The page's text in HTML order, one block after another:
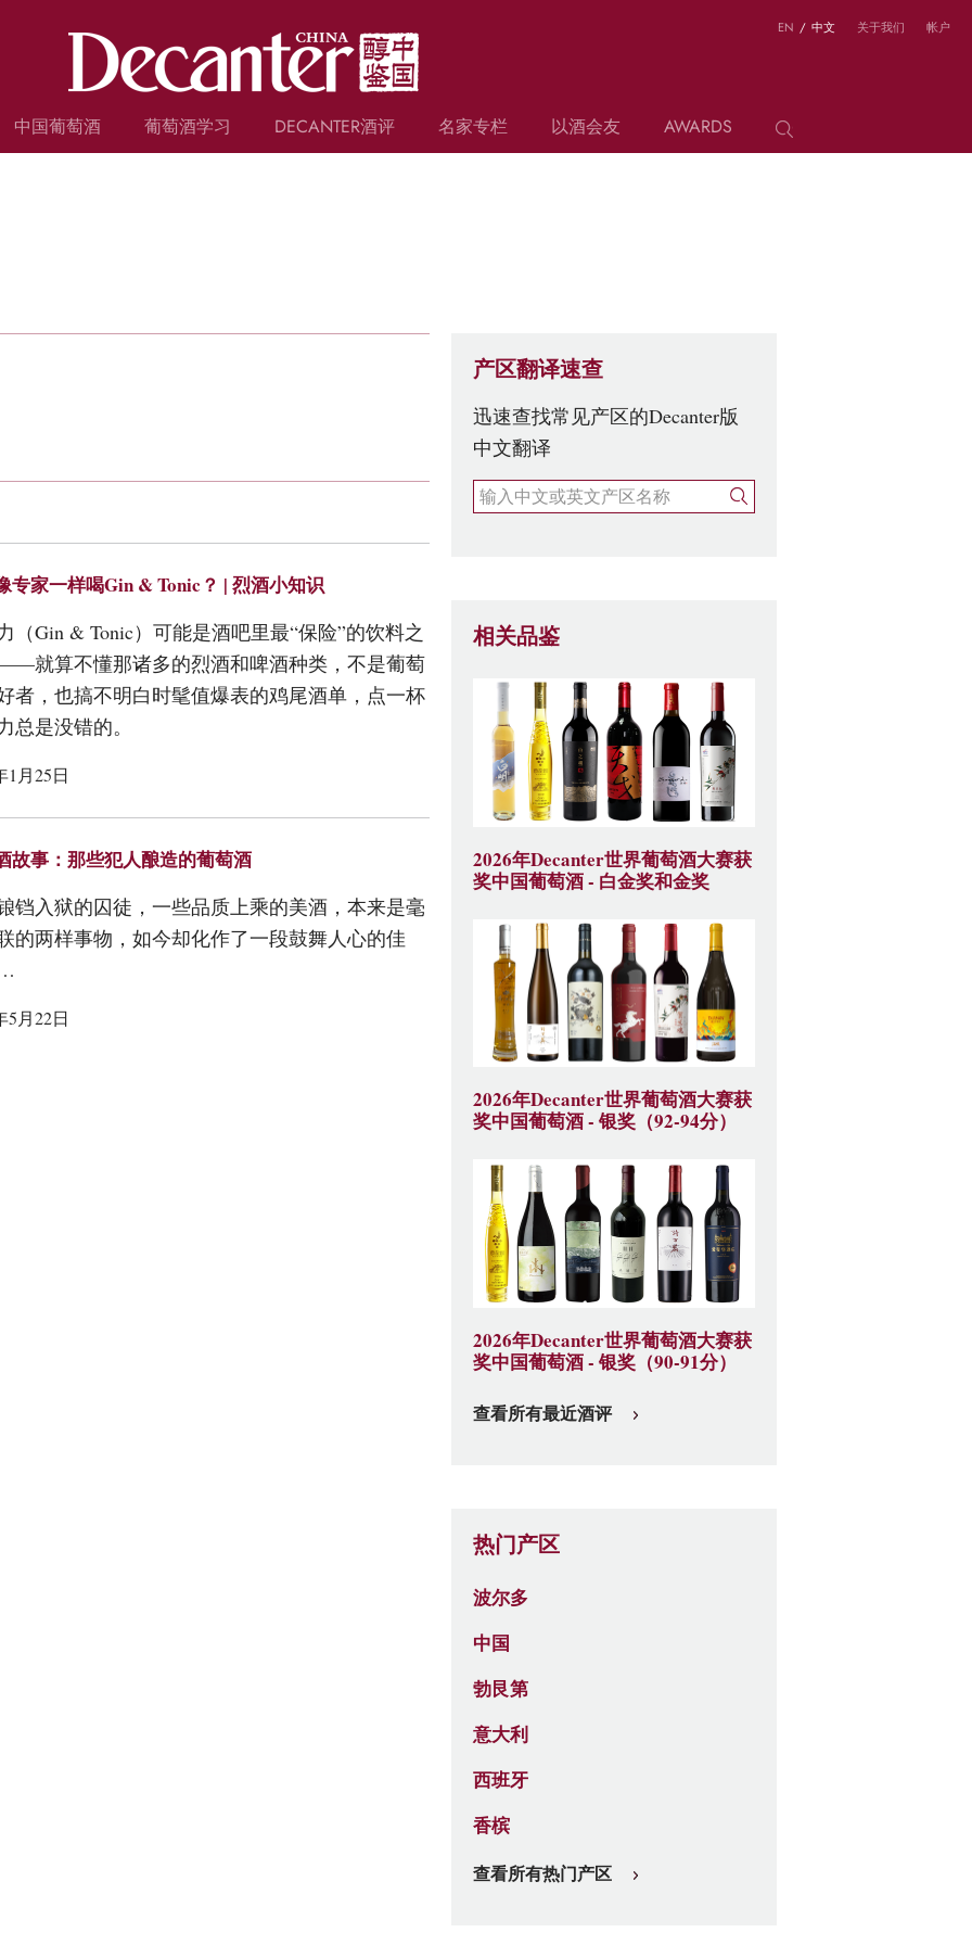
中国葡萄酒 葡萄酒学习 DECANTER酒评 名家专栏 以酒会友 AWARDS
EN / 中文 关于我们 帐户
专家一样喝Gin & Tonic？ | 烈酒小知识
（Gin & Tonic）可能是酒吧里最“保险”的饮料之
就算不懂那诸多的烈酒和啤酒种类，不是葡萄
者，也搞不明白时髦值爆表的鸡尾酒单，点一杯
总是没错的。
1月25日
故事：那些犯人酿造的葡萄酒
铛入狱的囚徒，一些品质上乘的美酒，本来是毫
的两样事物，如今却化作了一段鼓舞人心的佳
5月22日
产区翻译速查
迅速查找常见产区的Decanter版
中文翻译
相关品鉴
2026年Decanter世界葡萄酒大赛获
奖中国葡萄酒 - 白金奖和金奖
2026年Decanter世界葡萄酒大赛获
奖中国葡萄酒 - 银奖（92-94分）
2026年Decanter世界葡萄酒大赛获
奖中国葡萄酒 - 银奖（90-91分）
查看所有最近酒评
热门产区
波尔多
中国
勃艮第
意大利
西班牙
香槟
查看所有热门产区